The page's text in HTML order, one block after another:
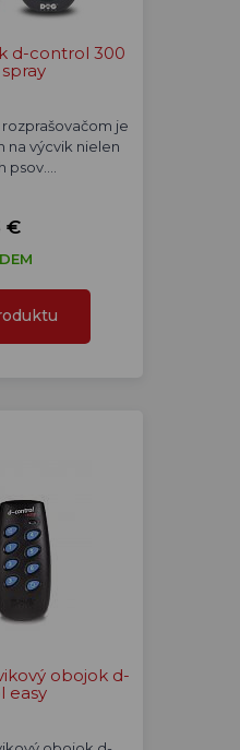
d-control 300
je
na výcvik nielen
psov.…
€
obojok d-
easy